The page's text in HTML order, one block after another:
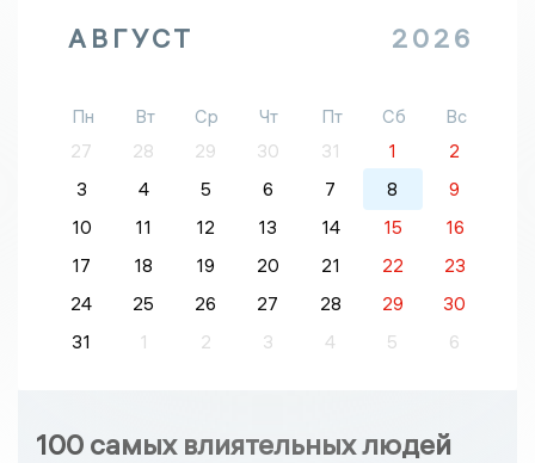
АВГУСТ 2026
Пн Вт Ср Чт Пт Сб
Вс
27
28 29 30 31 1
2
3
4 5 6 7 8
9
10
11 12 13 14 15
16
17
18 19 20 21 22
23
24
25 26 27 28 29
30
31
1 2 3 4 5 6
100 самых влиятельных людей